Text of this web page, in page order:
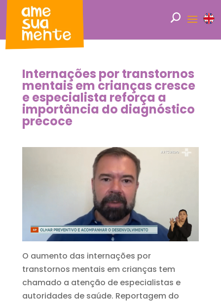
Internações por transtornos
mentais em crianças cresce
e especialista reforça a
importância do diagnóstico
precoce
O aumento das internações por
transtornos mentais em crianças tem
chamado a atenção de especialistas e
autoridades de saúde. Reportagem do